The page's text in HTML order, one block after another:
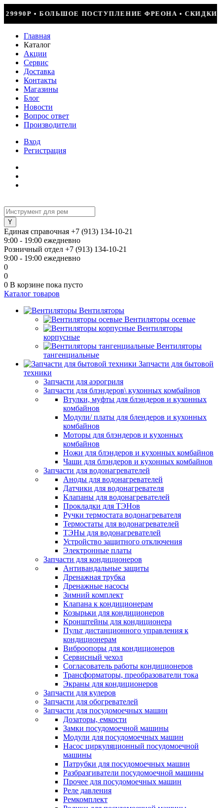
ФРЕОНА • СКИДКИ ДО 50% НА ВЕСЬ
Главная
Каталог
Акции
Сервис
Доставка
Контакты
Магазины
Блог
Новости
Вопрос ответ
Производители
Вход
Регистрация
Единая справочная +7 (913) 134-10-21
9:00 - 19:00 ежедневно
Розничный отдел +7 (913) 134-10-21
9:00 - 19:00 ежедневно
0
0
0 В корзине пока пусто
Каталог товаров
Вентиляторы
Вентиляторы осевые
Вентиляторы
корпусные
Вентиляторы
тангенциальные
Запчасти для бытовой
техники
Запчасти для аэрогриля
Запчасти для блэндеров\ кухонных комбайнов
Втулки, муфты для блэндеров и кухонных
комбайнов
Модули/ платы для блендеров и кухонных
комбайнов
Моторы для блэндеров и кухонных
комбайнов
Ножи для блэндеров и кухонных комбайнов
Чаши для блэндеров и кухонных комбайнов
Запчасти для водонагревателей
Аноды для водонагревателей
Датчики для водонагревателя
Клапаны для водонагревателей
Прокладки для ТЭНов
Ручки термостата водонагревателя
Термостаты для водонагревателей
ТЭНы для водонагревателей
Устройство защитного отключения
Электронные платы
Запчасти для кондиционеров
Антивандальные защиты
Дренажная трубка
Дренажные насосы
Зимний комплект
Клапана к кондиционерам
Козырьки для кондиционеров
Кронштейны для кондиционера
Пульт дистанционного управления к
кондиционерам
Виброопоры для кондиционеров
Сервисный чехол
Согласователь работы кондиционеров
Трансформаторы, преобразователи тока
Экраны для кондиционеров
Запчасти для кулеров
Запчасти для обогревателей
Запчасти для посудомоечных машин
Дозаторы, емкости
Замки посудомоечной машины
Модули для посудомоечных машин
Насос циркуляционный посудомоечной
машины
Патрубки для посудомоечных машин
Разбразгиватели посудомоечной машины
Прочее для посудомоечных машин
Реле давления
Ремкомплект